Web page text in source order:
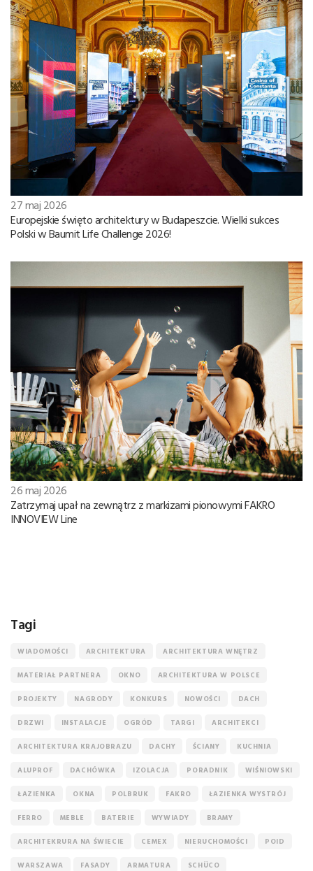
27 maj 2026
Europejskie święto architektury w Budapeszcie. Wielki sukces
Polski w Baumit Life Challenge 2026!
26 maj 2026
Zatrzymaj upał na zewnątrz z markizami pionowymi FAKRO
INNOVIEW Line
Tagi
WIADOMOŚCI ARCHITEKTURA ARCHITEKTURA WNĘTRZ
MATERIAŁ PARTNERA OKNO ARCHITEKTURA W POLSCE
PROJEKTY NAGRODY KONKURS NOWOŚCI DACH
DRZWI INSTALACJE OGRÓD TARGI ARCHITEKCI
ARCHITEKTURA KRAJOBRAZU DACHY ŚCIANY KUCHNIA
ALUPROF DACHÓWKA IZOLACJA PORADNIK WIŚNIOWSKI
ŁAZIENKA OKNA POLBRUK FAKRO ŁAZIENKA WYSTRÓJ
FERRO MEBLE BATERIE WYWIADY BRAMY
ARCHITEKRURA NA ŚWIECIE CEMEX NIERUCHOMOŚCI POID
WARSZAWA FASADY ARMATURA SCHÜCO